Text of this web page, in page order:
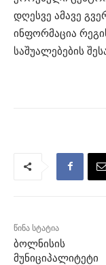
დღესვე ამავე
ინფორმაცია
საშუალებების
წინა სტატია
ბოლნისის
მუნიციპალიტეტი